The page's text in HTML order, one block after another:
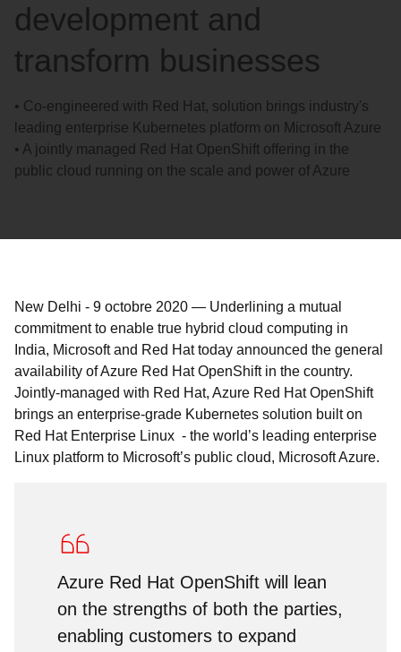
development and
transform businesses
• Co-engineered with Red Hat, solution brings industry's
leading enterprise Kubernetes platform on Microsoft Azure
• A jointly managed Red Hat OpenShift offering in the
public cloud running on the scale and power of Azure
New Delhi - 9 octobre 2020 — Underlining a mutual
commitment to enable true hybrid cloud computing in
India, Microsoft and Red Hat today announced the general
availability of Azure Red Hat OpenShift in the country.
Jointly-managed with Red Hat, Azure Red Hat OpenShift
brings an enterprise-grade Kubernetes solution built on
Red Hat Enterprise Linux - the world’s leading enterprise
Linux platform to Microsoft’s public cloud, Microsoft Azure.
Azure Red Hat OpenShift will lean
on the strengths of both the parties,
enabling customers to expand